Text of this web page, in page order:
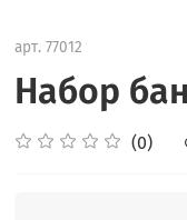
арт. 77012
Набор
(0)